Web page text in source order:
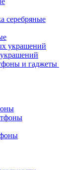
серебряные
и гаджеты